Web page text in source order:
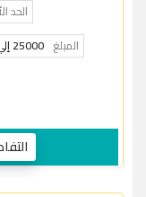
الحد
المبلغ 25000 إلي200 مليون فأكثر